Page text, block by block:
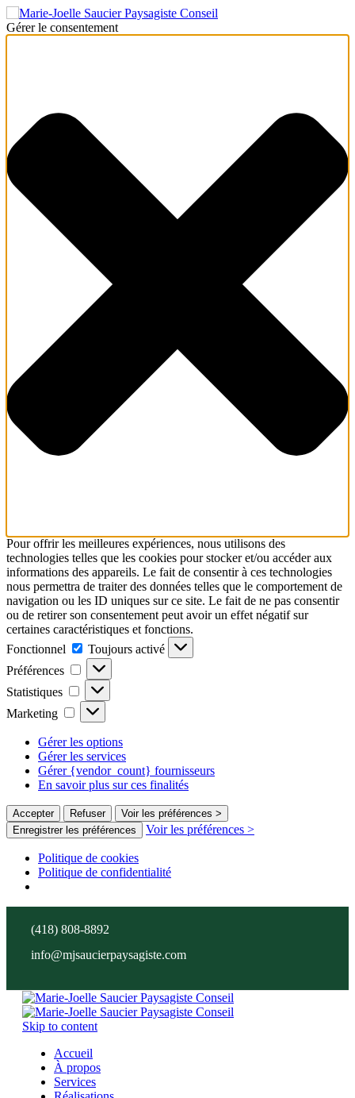
Gérer le consentement
Pour offrir les meilleures expériences, nous utilisons des
technologies telles que les cookies pour stocker et/ou accéder aux
informations des appareils. Le fait de consentir à ces technologies
nous permettra de traiter des données telles que le comportement de
navigation ou les ID uniques sur ce site. Le fait de ne pas consentir
ou de retirer son consentement peut avoir un effet négatif sur
certaines caractéristiques et fonctions.
Fonctionnel
Fonctionnel
Toujours activé
Préférences
Préférences
Statistiques Statistiques
Marketing Marketing
Gérer les options
Gérer les services
Gérer {vendor_count} fournisseurs
En savoir plus sur ces finalités
Accepter Refuser
Voir les préférences >
Enregistrer les préférences
Voir les préférences >
Politique de cookies
Politique de confidentialité
(418) 808-8892
info@mjsaucierpaysagiste.com
Skip to content
Accueil
À propos
Services